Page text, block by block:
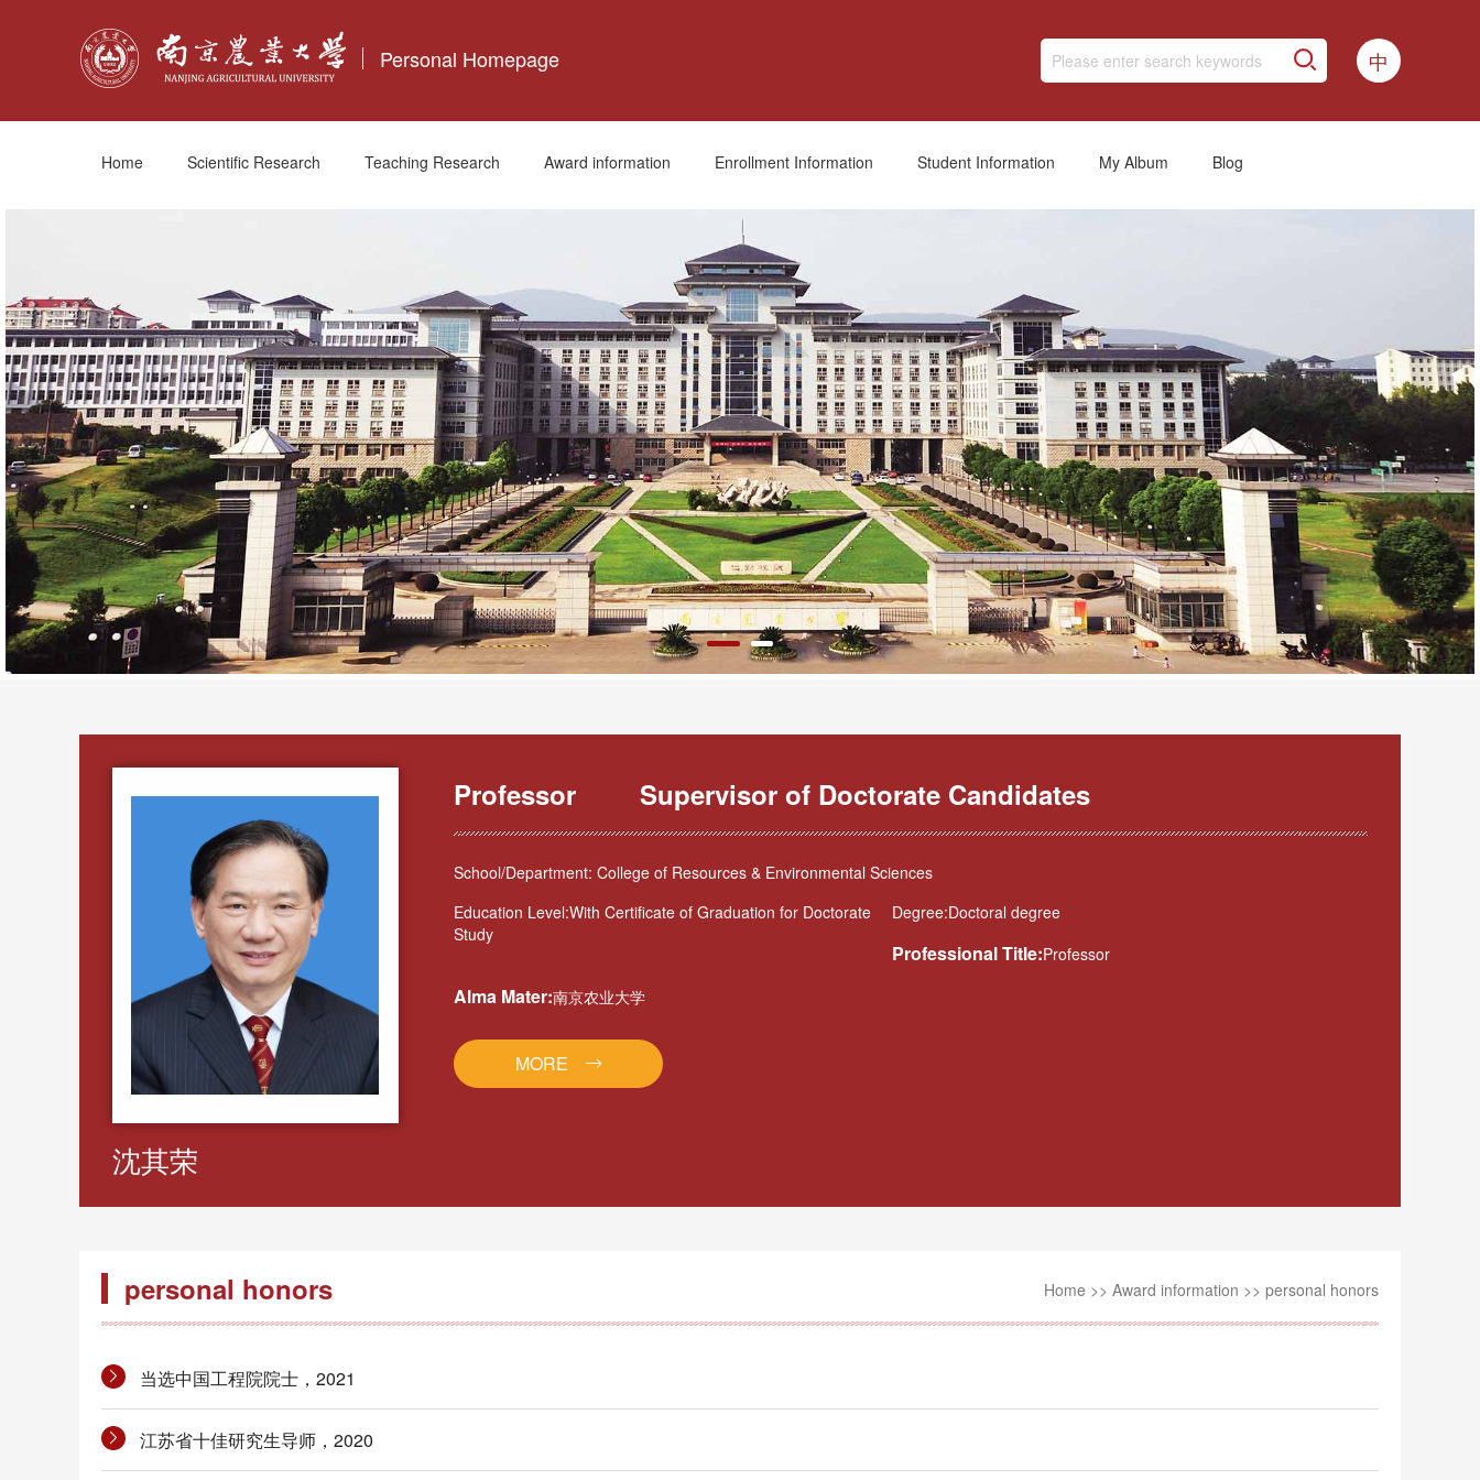
Personal Homepage 中
Home Scientific Research Teaching Research Award information Enrollment Information Student Information My Album Blog
沈其荣
Professor Supervisor of Doctorate Candidates
School/Department: College of Resources & Environmental Sciences
Education Level:With Certificate of Graduation for Doctorate
Study
Degree:Doctoral degree
Professional Title:Professor
Alma Mater:南京农业大学
MORE
personal honors Home >> Award information >> personal honors
当选中国工程院院士，2021
江苏省十佳研究生导师，2020